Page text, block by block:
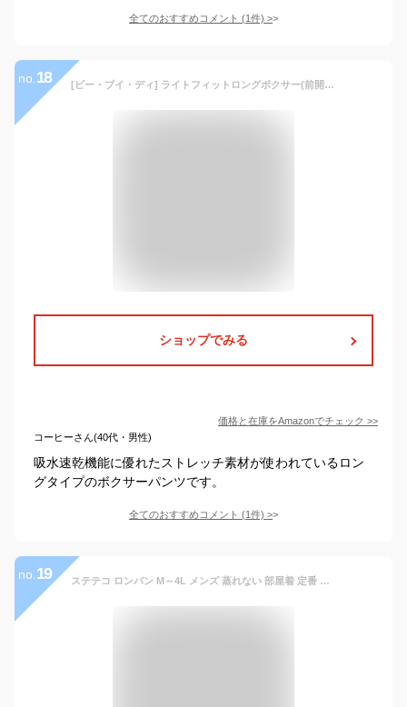
全てのおすすめコメント (1件) >
no. 18 [ビー・ブイ・ディ] ライトフィットロングボクサー(前開き/直ばきOK) LIGHT FIT BOXER メンズ NV 日本 L (日本サイズL相当)
ショップでみる
価格と在庫をAmazonでチェック >>
コーヒーさん(40代・男性)
吸水速乾機能に優れたストレッチ素材が使われているロン
グタイプのボクサーパンツです。
全てのおすすめコメント (1件) >
no. 19 ステテコ ロンパン M～4L メンズ 蒸れない 部屋着 定番 旅行 室内着 快適 プレゼントにも 綿100% コットン 和パンツ お買得 アソート 福袋 2枚セット